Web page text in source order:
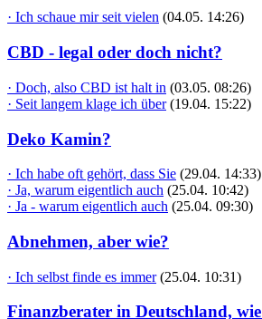
· Ich schaue mir seit vielen (04.05. 14:26)
CBD - legal oder doch nicht?
· Doch, also CBD ist halt in (03.05. 08:26)
· Seit langem klage ich über (19.04. 15:22)
Deko Kamin?
· Ich habe oft gehört, dass Sie (29.04. 14:33)
· Ja, warum eigentlich auch (25.04. 10:42)
· Ja - warum eigentlich auch (25.04. 09:30)
Abnehmen, aber wie?
· Ich selbst finde es immer (25.04. 10:31)
Finanzberater in Deutschland,